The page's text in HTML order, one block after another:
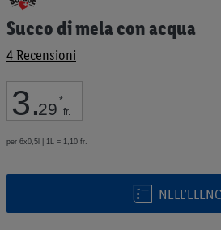
Succo di mela con acqua
4Recensioni
3.29 *
fr.
per 6x0,5l | 1L = 1,10 fr.
all'inizio
della
di